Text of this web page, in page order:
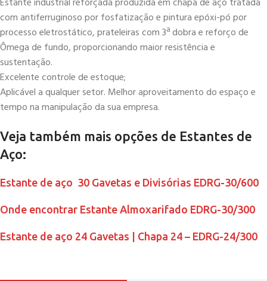
com antiferruginoso por fosfatização e pintura epóxi-pó por
processo eletrostático, prateleiras com 3ª dobra e reforço de
Ômega de fundo, proporcionando maior resistência e
sustentação.
Excelente controle de estoque;
Aplicável a qualquer setor. Melhor aproveitamento do espaço e
tempo na manipulação da sua empresa.
Veja também mais opções de Estantes de
Aço:
Estante de aço 30 Gavetas e Divisórias EDRG-30/600
Onde encontrar Estante Almoxarifado EDRG-30/300
Estante de aço 24 Gavetas | Chapa 24 – EDRG-24/300